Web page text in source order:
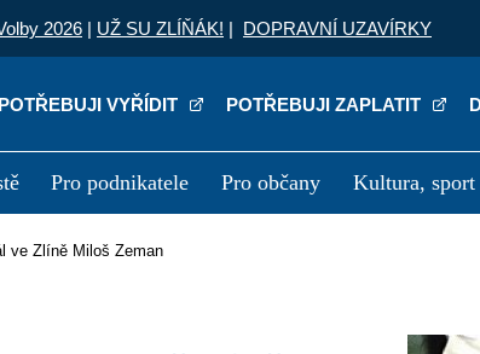
2026 | UŽ SU ZLÍŇÁK! | DOPRAVNÍ UZAVÍRKY
POTŘEBUJI VYŘÍDIT POTŘEBUJI ZAPLATIT
Pro podnikatele Pro občany Kultura, sport
ve Zlíně Miloš Zeman